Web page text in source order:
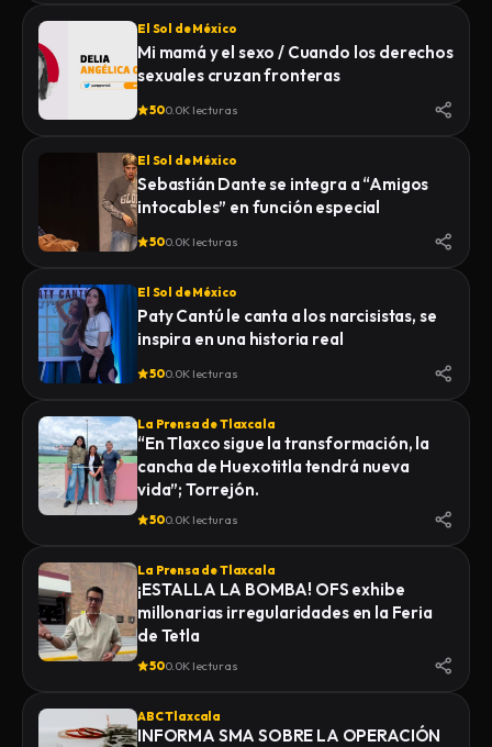
El Sol de México
Mi mamá y el sexo / Cuando los derechos
sexuales cruzan fronteras
500.0K lecturas
El Sol de México
Sebastián Dante se integra a “Amigos
intocables” en función especial
500.0K lecturas
El Sol de México
Paty Cantú le canta a los narcisistas, se
inspira en una historia real
500.0K lecturas
La Prensa de Tlaxcala
“En Tlaxco sigue la transformación, la
cancha de Huexotitla tendrá nueva
vida”; Torrejón.
500.0K lecturas
La Prensa de Tlaxcala
¡ESTALLA LA BOMBA! OFS exhibe
millonarias irregularidades en la Feria
de Tetla
500.0K lecturas
ABC Tlaxcala
INFORMA SMA SOBRE LA OPERACIÓN